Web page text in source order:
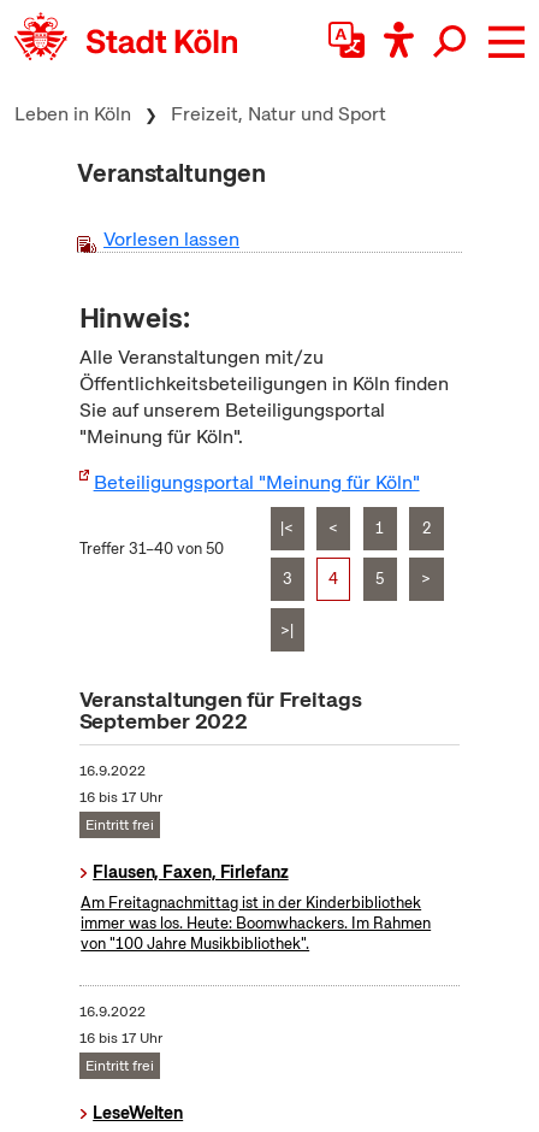
zum Inhalt springen
Leben in Köln Freizeit, Natur und Sport
Veranstaltungen
Vorlesen lassen
Hinweis:
Alle Veranstaltungen mit/zu
Öffentlichkeitsbeteiligungen in Köln finden
Sie auf unserem Beteiligungsportal
"Meinung für Köln".
Beteiligungsportal "Meinung für Köln"
Treffer 31–40 von 50
|< < 1 2
3 4 5 >
>|
Veranstaltungen für Freitags
September 2022
16.9.2022
16 bis 17 Uhr
Eintritt frei
Flausen, Faxen, Firlefanz
Am Freitagnachmittag ist in der Kinderbibliothek
immer was los. Heute: Boomwhackers. Im Rahmen
von "100 Jahre Musikbibliothek".
16.9.2022
16 bis 17 Uhr
Eintritt frei
LeseWelten